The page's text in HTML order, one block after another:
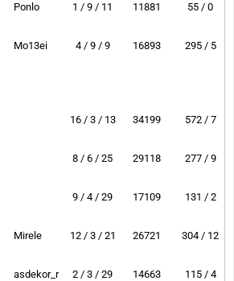
Ponlo 1 / 9 / 11 11881 55 / 0
Mo13ei 4 / 9 / 9 16893 295 / 5
16 / 3 / 13 34199 572 / 7
8 / 6 / 25 29118 277 / 9
9 / 4 / 29 17109 131 / 2
Mirele 12 / 3 / 21 26721 304 / 12
asdekor_r 2 / 3 / 29 14663 115 / 4